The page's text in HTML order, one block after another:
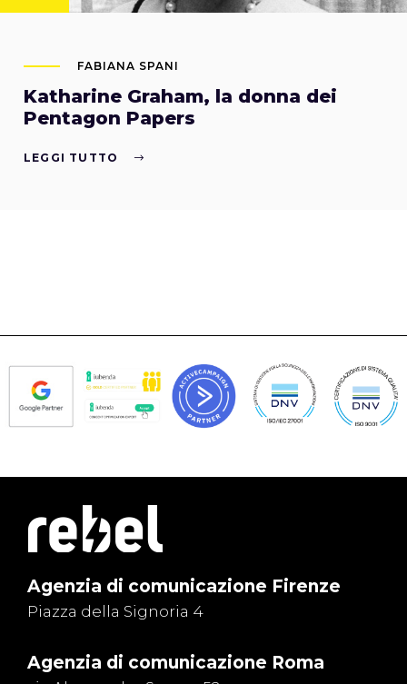
FABIANA SPANI
Katharine Graham, la donna dei
Pentagon Papers
LEGGI TUTTO
Agenzia di comunicazione Firenze
Piazza della Signoria 4
Agenzia di comunicazione Roma